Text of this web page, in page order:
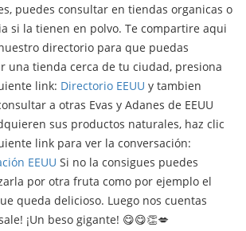
puedes consultar en tiendas organicas o
si la tienen en polvo. Te compartire aqui
directorio para que puedas
una tienda cerca de tu ciudad, presiona
link: Directorio EEUU y tambien
a otras Evas y Adanes de EEUU
sus productos naturales, haz clic
link para ver la conversación:
EEUU Si no la consigues puedes
por otra fruta como por ejemplo el
queda delicioso. Luego nos cuentas
¡Un beso gigante! 😋😋👏💋